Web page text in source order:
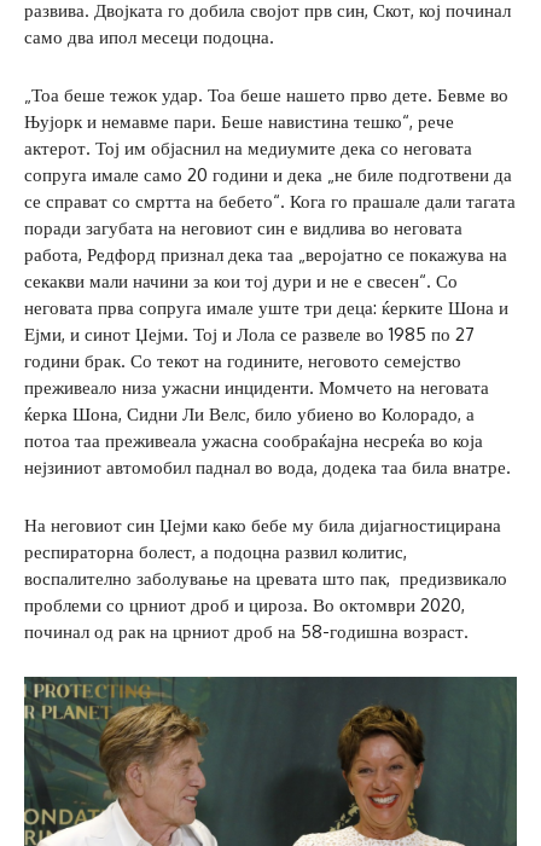
развива. Двојката го добила својот прв син, Скот, кој починал
само два ипол месеци подоцна.
„Тоа беше тежок удар. Тоа беше нашето прво дете. Бевме во
Њујорк и немавме пари. Беше навистина тешко“, рече
актерот. Тој им објаснил на медиумите дека со неговата
сопруга имале само 20 години и дека „не биле подготвени да
се справат со смртта на бебето“. Кога го прашале дали тагата
поради загубата на неговиот син е видлива во неговата
работа, Редфорд признал дека таа „веројатно се покажува на
секакви мали начини за кои тој дури и не е свесен“. Со
неговата прва сопруга имале уште три деца: ќерките Шона и
Ејми, и синот Џејми. Тој и Лола се развеле во 1985 по 27
години брак. Со текот на годините, неговото семејство
преживеало низа ужасни инциденти. Момчето на неговата
ќерка Шона, Сидни Ли Велс, било убиено во Колорадо, а
потоа таа преживеала ужасна сообраќајна несреќа во која
нејзиниот автомобил паднал во вода, додека таа била внатре.
На неговиот син Џејми како бебе му била дијагностицирана
респираторна болест, а подоцна развил колитис,
воспалително заболување на цревата што пак, предизвикало
проблеми со црниот дроб и цироза. Во октомври 2020,
починал од рак на црниот дроб на 58-годишна возраст.